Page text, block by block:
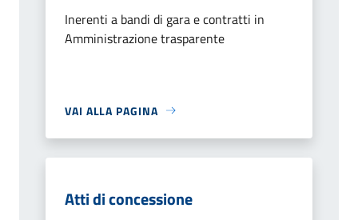
Inerenti a bandi di gara e contratti in
Amministrazione trasparente
VAI ALLA PAGINA
Atti di concessione